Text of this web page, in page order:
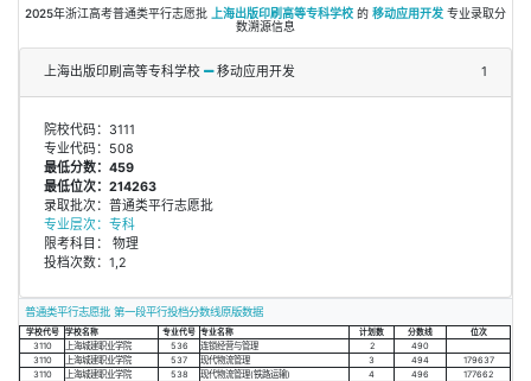
2025年浙江高考普通类平行志愿批 上海出版印刷高等专科学校 的 移动应用开发 专业录取分
数溯源信息
上海出版印刷高等专科学校 移动应用开发 1
院校代码：3111
专业代码：508
最低分数：459
最低位次：214263
录取批次：普通类平行志愿批
专业层次：专科
限考科目： 物理
投档次数：1,2
普通类平行志愿批 第一段平行投档分数线原版数据
学校代号 学校名称 专业代号 专业名称 计划数 分数线
位次
3110
上海城建职业学院 536 连锁经营与管理 2
490
3110
上海城建职业学院 537 现代物流管理 3 494
179637
3110
上海城建职业学院 538 现代物流管理(铁路运输) 4 496
177662